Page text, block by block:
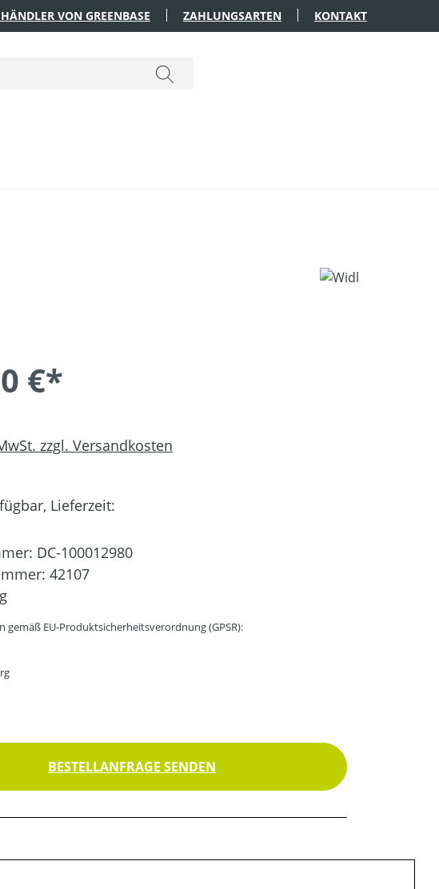
VON GREENBASE ZAHLUNGSARTEN KONTAKT
€*
zzgl. Versandkosten
Lieferzeit:
DC-100012980
42107
gemäß EU-Produktsicherheitsverordnung (GPSR):
BESTELLANFRAGE SENDEN